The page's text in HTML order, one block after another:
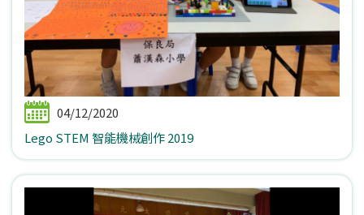
04/12/2020
Lego STEM 智能機械創作 2019